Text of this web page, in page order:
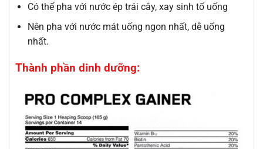
Có thể pha với nước ép trái cây, xay sinh tố uống
Nên pha với nước mát uống ngon nhất, dễ uống
nhất.
Thành phần dinh dưỡng: